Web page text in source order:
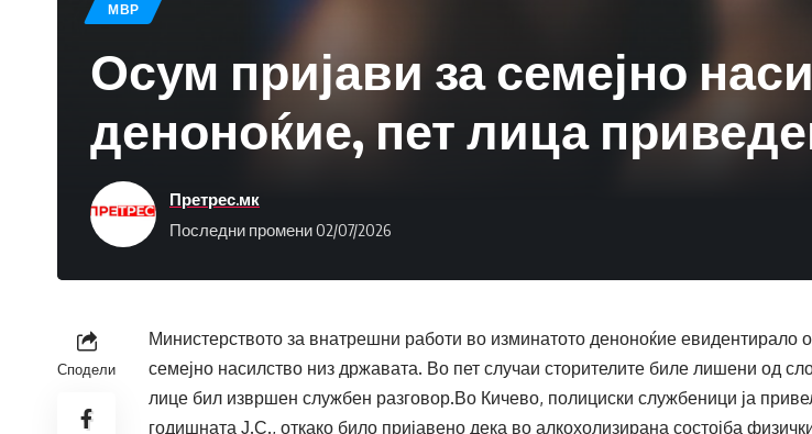
МВР
Осум пријави за семејно
деноноќие, пет лица
Последни промени 02/07/2026
Претрес.мк
Сподели
Министерството за внатрешни работи во изминатото деноноќие евидентирало
семејно насилство низ државата. Во пет случаи сторителите биле лишени од
лице бил извршен службен разговор.Во Кичево, полициски службеници ја
годишната Ј.С., откако било пријавено дека во алкохолизирана состојба